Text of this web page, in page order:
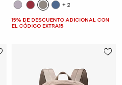
+2
15% DE DESCUENTO ADICIONAL CON
EL CÓDIGO EXTRA15